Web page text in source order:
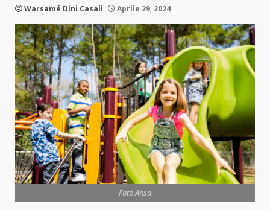
Warsamé Dini Casali Aprile 29, 2024
Foto Ansa